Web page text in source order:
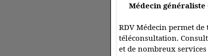
Médecin généraliste
RDV Médecin permet
téléconsultation.
et de nombreux services